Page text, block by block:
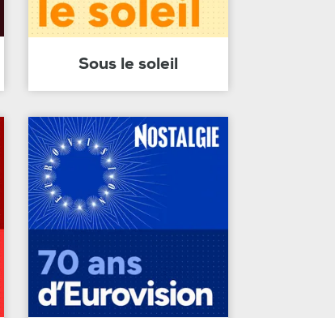
Sous le soleil